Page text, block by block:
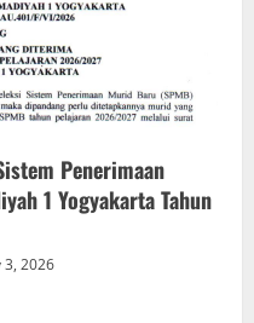
Penerimaan
1 Yogyakarta Tahun
3, 2026